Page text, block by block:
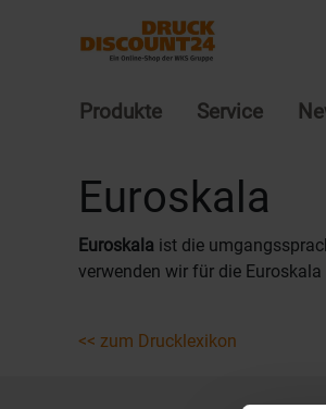
Produkte Service
Euroskala
Euroskala ist die
verwenden wir für die
<< zum Drucklexikon